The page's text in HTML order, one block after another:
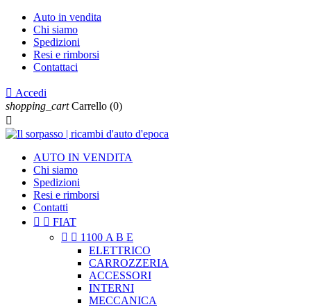
Auto in vendita
Chi siamo
Spedizioni
Resi e rimborsi
Contattaci
 Accedi
shopping_cart Carrello (0)

AUTO IN VENDITA
Chi siamo
Spedizioni
Resi e rimborsi
Contatti
  FIAT
  1100 A B E
ELETTRICO
CARROZZERIA
ACCESSORI
INTERNI
MECCANICA